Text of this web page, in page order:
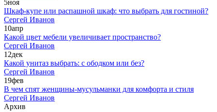
5ноя
Шкаф-купе или распашной шкаф: что выбрать для гостиной?
Сергей Иванов
10апр
Какой цвет мебели увеличивает пространство?
Сергей Иванов
12дек
Какой унитаз выбрать: с ободком или без?
Сергей Иванов
19фев
В чем спят женщины-мусульманки для комфорта и стиля
Сергей Иванов
Архив